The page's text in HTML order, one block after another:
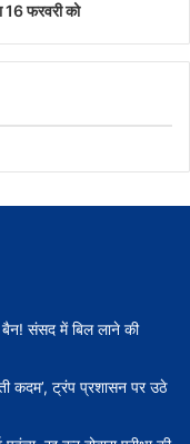
16 फरवरी को
संसद में बिल लाने की
कदम’, ट्रंप प्रशासन पर उठे